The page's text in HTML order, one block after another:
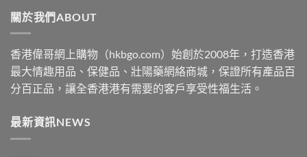
關於我們ABOUT
香港偉哥網上購物（hkbgo.com）始創於2008年，打造香港
最大情趣用品、保健品、壯陽藥網絡商城，保證所有產品百
分百正品，讓全香港港有需要的客戶享受性福生活。
最新資訊NEWS